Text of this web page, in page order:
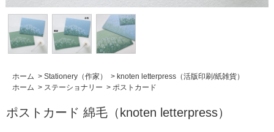
ホーム > Stationery（作家） > knoten letterpress（活版印刷/紙雑貨）
ホーム > ステーショナリー > ポストカード
ポストカード 綿毛（knoten letterpress）